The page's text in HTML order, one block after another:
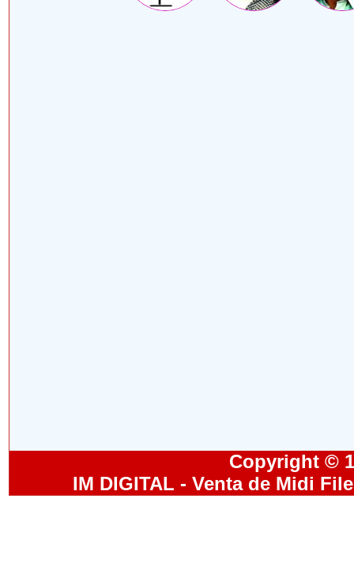
Copyright ©
IM DIGITAL - Venta de Midi